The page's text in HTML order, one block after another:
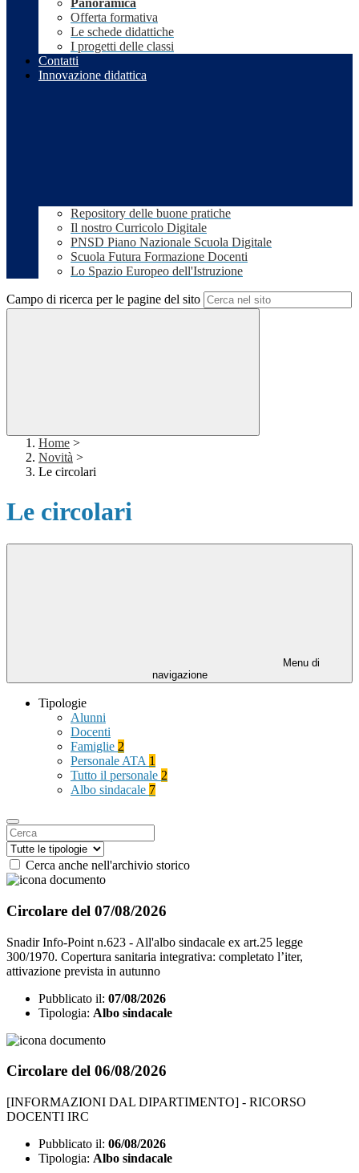
Panoramica
Offerta formativa
Le schede didattiche
I progetti delle classi
Contatti
Innovazione didattica
Repository delle buone pratiche
Il nostro Curricolo Digitale
PNSD Piano Nazionale Scuola Digitale
Scuola Futura Formazione Docenti
Lo Spazio Europeo dell'Istruzione
Campo di ricerca per le pagine del sito
Home >
Novità >
Le circolari
Le circolari
Menu di
navigazione
Tipologie
Alunni
Docenti
Famiglie 2
Personale ATA 1
Tutto il personale 2
Albo sindacale 7
Cerca anche nell'archivio storico
Circolare del 07/08/2026
Snadir Info-Point n.623 - All'albo sindacale ex art.25 legge
300/1970. Copertura sanitaria integrativa: completato l’iter,
attivazione prevista in autunno
Pubblicato il: 07/08/2026
Tipologia: Albo sindacale
Circolare del 06/08/2026
[INFORMAZIONI DAL DIPARTIMENTO] - RICORSO
DOCENTI IRC
Pubblicato il: 06/08/2026
Tipologia: Albo sindacale